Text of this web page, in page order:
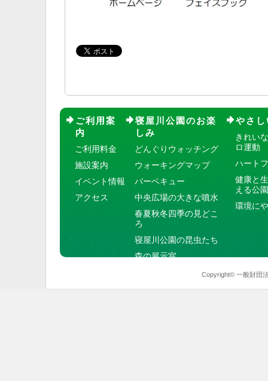
ご利用案
内
ご利用料金
施設案内
イベント情報
アクセス
寝屋川公園のお楽
しみ
どんぐりウォッチング
ウォーキングマップ
バーベキュー
中央広場の大きな噴水
春夏秋冬四季の見どこ
ろ
寝屋川公園の昆虫たち
森の展示室
やさ
きれい
ロ運動
ハート
健康と
える公園
環境に
Copyright© 一般財団